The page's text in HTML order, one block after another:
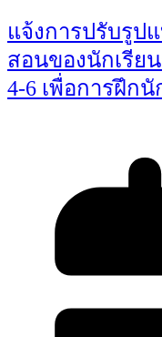
แจ้งการปรับรูป
สอนของนักเรีย
4-6 เพื่อการฝึก